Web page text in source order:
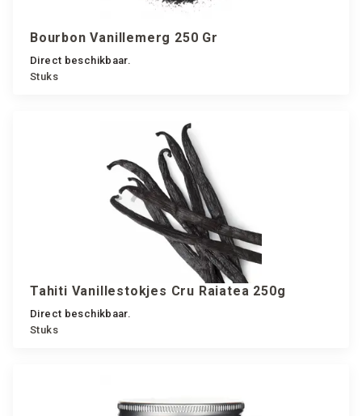
Bourbon Vanillemerg 250 Gr
Direct beschikbaar.
Stuks
Tahiti Vanillestokjes Cru Raiatea 250g
Direct beschikbaar.
Stuks